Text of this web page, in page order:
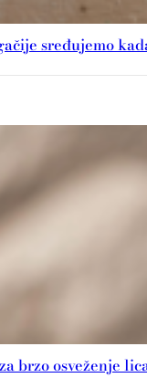
sređujemo
brzo osveženje